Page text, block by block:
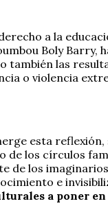
a la
Boly Barry,
también las
o violencia
esta
los círculos
de los
e
a poner